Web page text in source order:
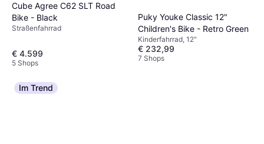
Cube Agree C62 SLT Road
Bike - Black
Straßenfahrrad
€ 4.599
5 Shops
Puky Youke Classic 12"
Children's Bike - Retro Green
Kinderfahrrad, 12"
€ 232,99
7 Shops
Im Trend